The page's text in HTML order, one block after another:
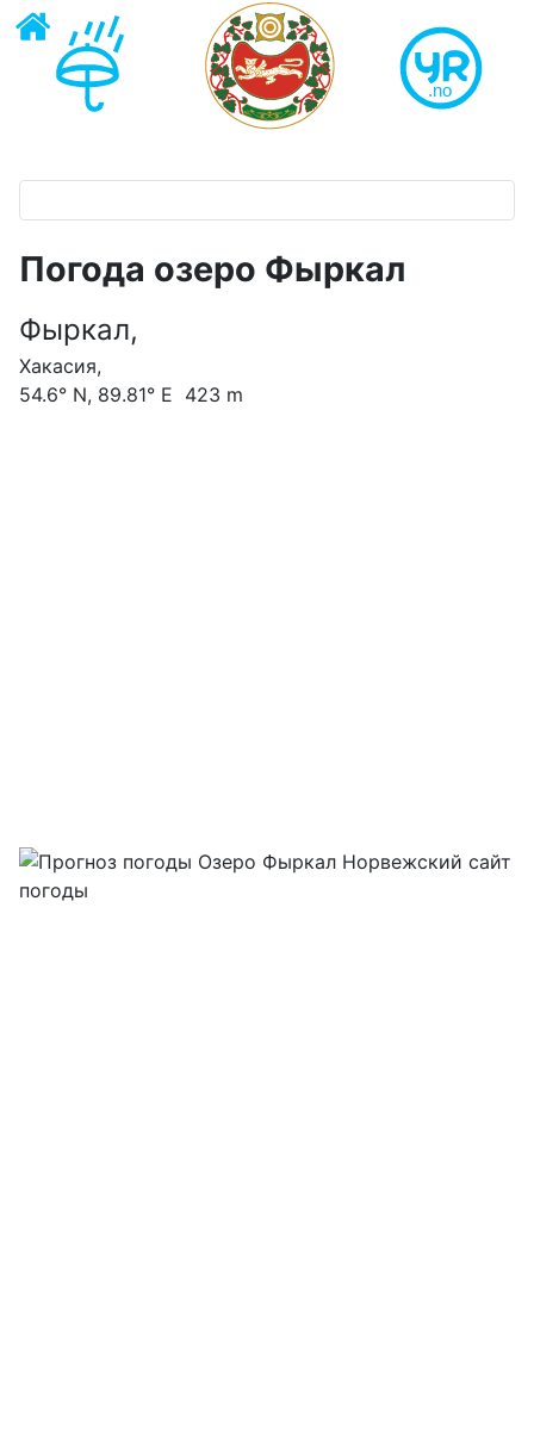
Погода озеро Фыркал
Фыркал,
Хакасия,
54.6° N, 89.81° E 423 m